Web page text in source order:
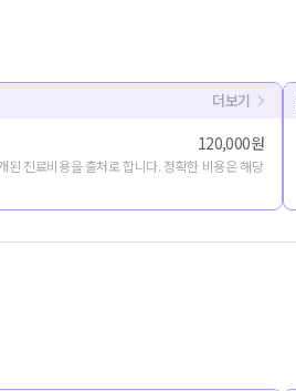
더보기
120,000원
된 진료비용을 출처로 합니다. 정확한 비용은 해당